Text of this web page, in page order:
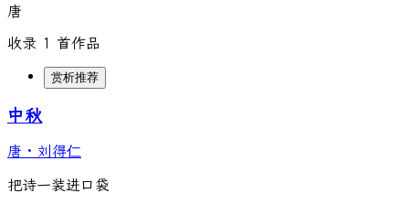
唐
收录 1 首作品
赏析推荐
中秋
唐 · 刘得仁
把诗一装进口袋